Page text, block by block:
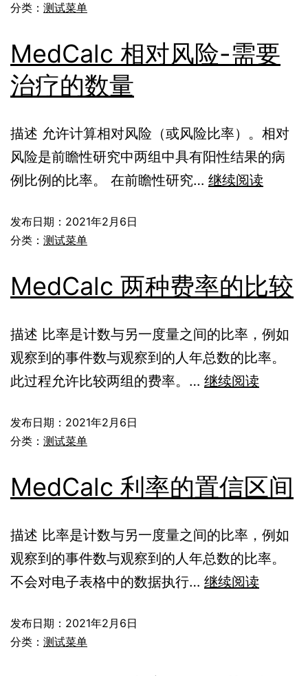
分类： 测试菜单
MedCalc 相对风险-需要
治疗的数量
描述 允许计算相对风险（或风险比率）。相对
风险是前瞻性研究中两组中具有阳性结果的病
例比例的比率。 在前瞻性研究… 继续阅读
发布日期： 2021年2月6日
分类： 测试菜单
MedCalc 两种费率的比较
描述 比率是计数与另一度量之间的比率，例如
观察到的事件数与观察到的人年总数的比率。
此过程允许比较两组的费率。… 继续阅读
发布日期： 2021年2月6日
分类： 测试菜单
MedCalc 利率的置信区间
描述 比率是计数与另一度量之间的比率，例如
观察到的事件数与观察到的人年总数的比率。
不会对电子表格中的数据执行… 继续阅读
发布日期： 2021年2月6日
分类： 测试菜单